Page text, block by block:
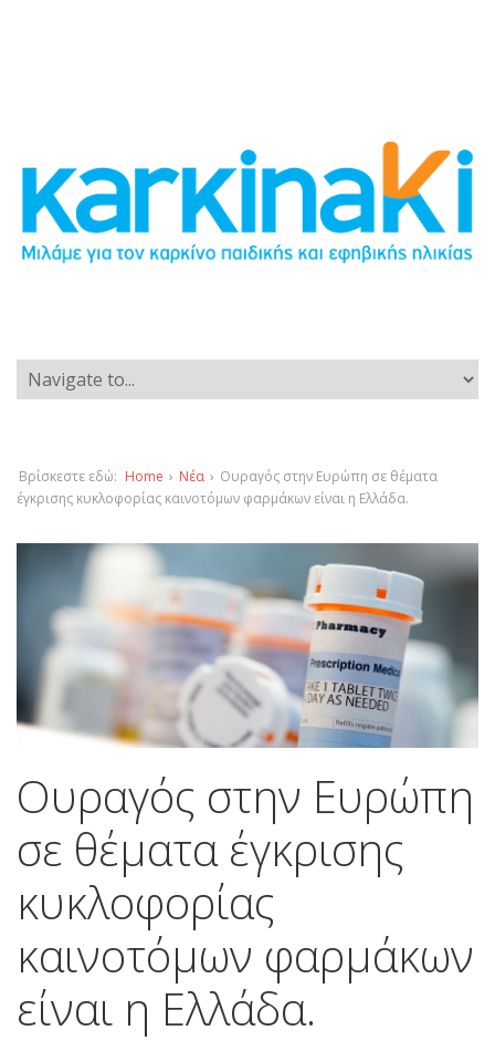
Βρίσκεστε εδώ: Home › Νέα › Ουραγός στην Ευρώπη σε θέματα
έγκρισης κυκλοφορίας καινοτόμων φαρμάκων είναι η Ελλάδα.
Ουραγός στην Ευρώπη
σε θέματα έγκρισης
κυκλοφορίας
καινοτόμων φαρμάκων
είναι η Ελλάδα.